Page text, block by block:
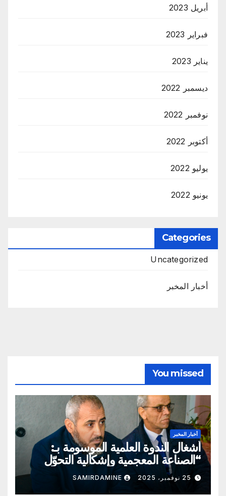
أبريل 2023
فبراير 2023
يناير 2023
ديسمبر 2022
نوفمبر 2022
أكتوبر 2022
يوليو 2022
يونيو 2022
Categories
Uncategorized
أخبار المخبر
You missed
أخبار المخبر
أشغال الندوة العلمية الموسومة بـ:
“الصناعة المعجمية وإشكالية التحوّل
المعرفي والحضاري”
25 نوفمبر، 2025 SAMIRDAMINE